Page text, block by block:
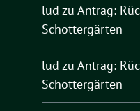
lud zu Antrag:
Schottergärten
lud zu Antrag:
Schottergärten